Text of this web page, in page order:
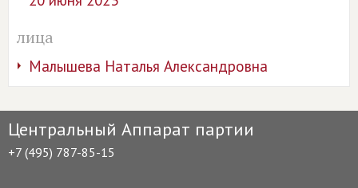
лица
Малышева Наталья Александровна
Центральный Аппарат партии
+7 (495) 787-85-15